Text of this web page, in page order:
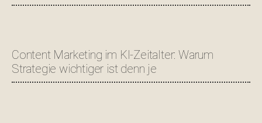
Content Marketing im KI-Zeitalter: Warum
Strategie wichtiger ist denn je